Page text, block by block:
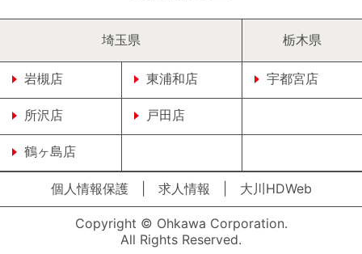
埼玉県
岩槻店 東浦和店
所沢店 戸田店
鶴ヶ島店
栃木県
宇都宮店
個人情報保護| 求人情報 大川HDWeb
Copyright © Ohkawa Corporation.
All Rights Reserved.